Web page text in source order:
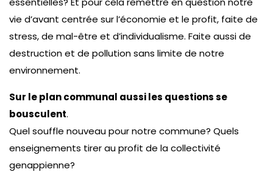
vie d’avant centrée sur l’économie et le profit, faite de
stress, de mal-être et d’individualisme. Faite aussi de
destruction et de pollution sans limite de notre
environnement.
Sur le plan communal aussi les questions se
bousculent.
Quel souffle nouveau pour notre commune? Quels
enseignements tirer au profit de la collectivité
genappienne?